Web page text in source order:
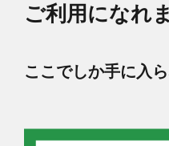
ご利用になれ
ここでしか手に入